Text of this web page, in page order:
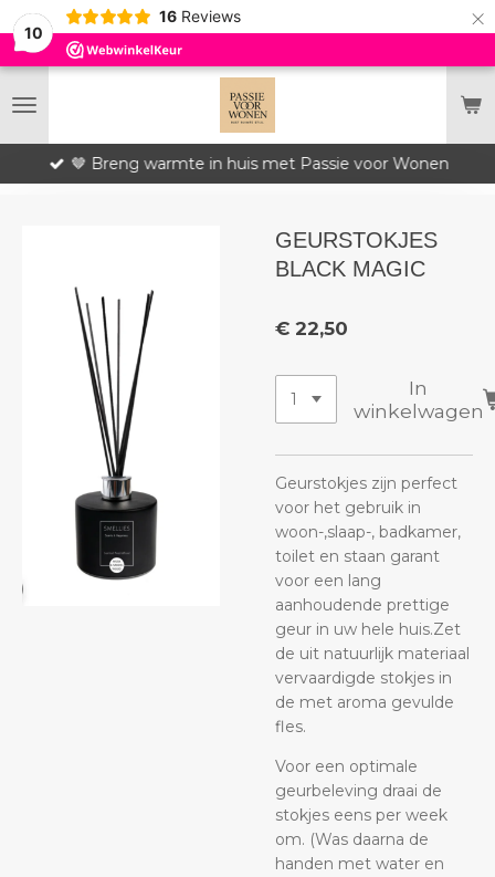
10
16 Reviews ×
🤎 Breng warmte in huis met Passie voor Wonen
GEURSTOKJES
BLACK MAGIC
€ 22,50
In
winkelwagen
Geurstokjes zijn perfect
voor het gebruik in
woon-,slaap-, badkamer,
toilet en staan garant
voor een lang
aanhoudende prettige
geur in uw hele huis.Zet
de uit natuurlijk materiaal
vervaardigde stokjes in
de met aroma gevulde
fles.
Voor een optimale
geurbeleving draai de
stokjes eens per week
om. (Was daarna de
handen met water en